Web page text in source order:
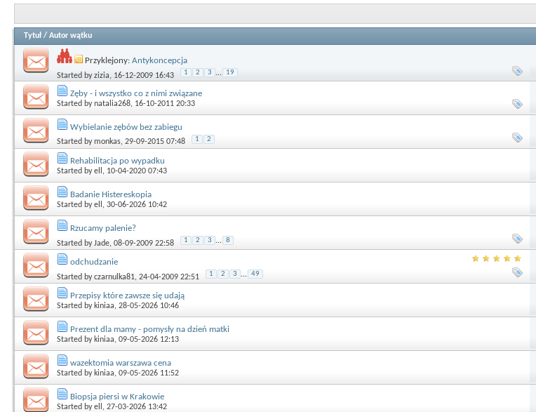
Tytuł / Autor wątku
Przyklejony: Antykoncepcja
Started byzizia, 16-12-2009 16:43 1 2 3 ... 19
Zęby - i wszystko co z nimi związane
Started bynatalia268, 16-10-2011 20:33
Wybielanie zębów bez zabiegu
Started bymonkas, 29-09-2015 07:48 1 2
Rehabilitacja po wypadku
Started byell , 10-04-2020 07:43
Badanie Histereskopia
Started byell , 30-06-2026 10:42
Rzucamy palenie?
Started byJade, 08-09-2009 22:58 1 2 3 ... 8
odchudzanie
Started byczarnulka81, 24-04-2009 22:51 1 2 3 ... 49
Przepisy które zawsze się udają
Started by kiniaa, 28-05-2026 10:46
Prezent dla mamy - pomysły na dzień matki
Started by kiniaa, 09-05-2026 12:13
wazektomia warszawa cena
Started by kiniaa, 09-05-2026 11:52
Biopsja piersi w Krakowie
Started byell , 27-03-2026 13:42